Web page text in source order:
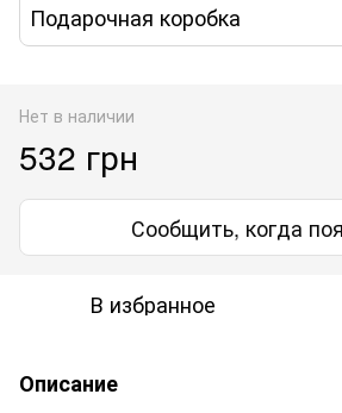
Подарочная коробка
Нет в наличии
532 грн
Сообщить, когда
В избранное
Описание